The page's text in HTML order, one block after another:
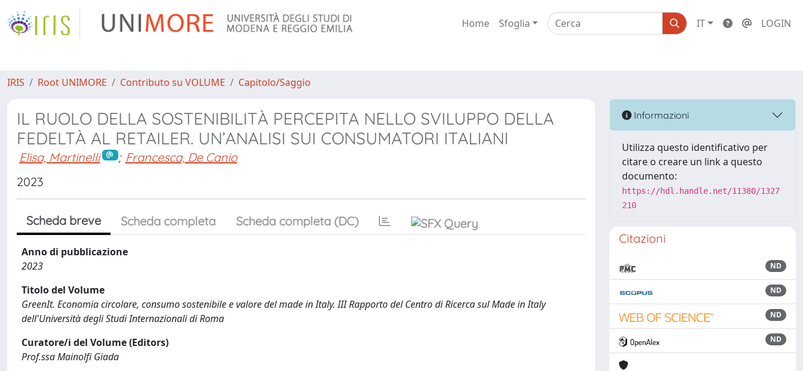
Home Sfoglia IT LOGIN
IRIS Root UNIMORE Contributo su VOLUME Capitolo/Saggio
IL RUOLO DELLA SOSTENIBILITÀ PERCEPITA NELLO SVILUPPO DELLA
FEDELTÀ AL RETAILER. UN’ANALISI SUI CONSUMATORI ITALIANI
Elisa, Martinelli ; Francesca, De Canio
2023
Scheda breve Scheda completa Scheda completa (DC)
Anno di pubblicazione
2023
Titolo del Volume
GreenIt. Economia circolare, consumo sostenibile e valore del made in Italy. III Rapporto del Centro di Ricerca sul Made in Italy
dell'Università degli Studi Internazionali di Roma
Curatore/i del Volume (Editors)
Prof.ssa Mainolfi Giada
Informazioni
Utilizza questo identificativo per
citare o creare un link a questo
documento:
https://hdl.handle.net/11380/1327
210
Citazioni
ND
ND
ND
ND